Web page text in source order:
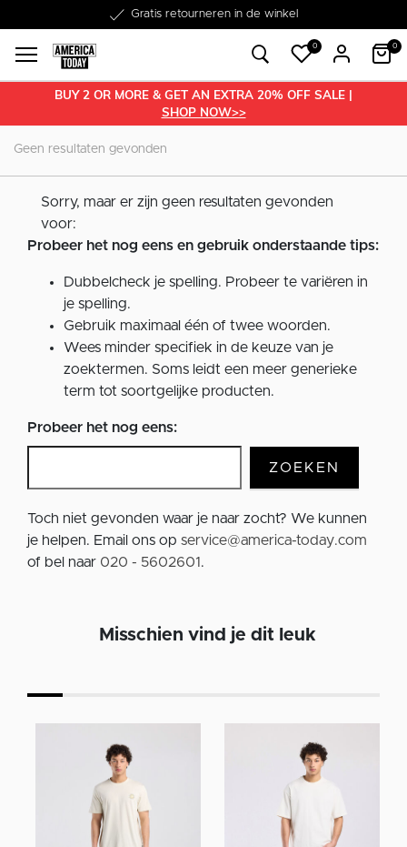
Gratis verzending vanaf €50
Binnen 1-3 werkdagen in huis
30 dagen retourrecht
Gratis retourneren in de winkel
€10 welkomstkorting
Word lid van onze Member Club!
0 0
BUY 2 OR MORE & GET AN EXTRA 20% OFF SALE |
SHOP NOW>>
Geen resultaten gevonden
Sorry, maar er zijn geen resultaten gevonden
voor:
Probeer het nog eens en gebruik onderstaande tips:
Dubbelcheck je spelling. Probeer te variëren in
je spelling.
Gebruik maximaal één of twee woorden.
Wees minder specifiek in de keuze van je
zoektermen. Soms leidt een meer generieke
term tot soortgelijke producten.
Probeer het nog eens:
ZOEKEN
Toch niet gevonden waar je naar zocht? We kunnen
je helpen. Email ons op service@america-today.com
of bel naar 020 - 5602601.
Misschien vind je dit leuk